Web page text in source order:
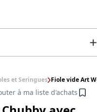
et Seringues Fiole vide Art
à ma liste d'achats